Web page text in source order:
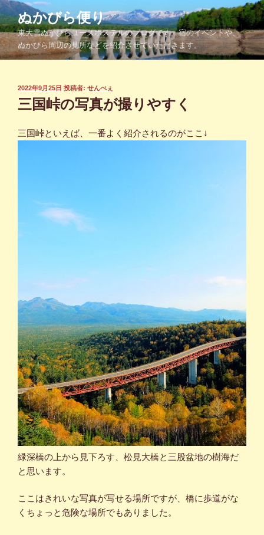
コ
ン
テ
ン
ツ
ぬかびら便り
東大雪ぬかびらユースホステルのブログです。宿のイベントや、
ぬかびら周辺の見所などを紹介させていただきます。
投
稿
日:
2022年9月25日 投稿者: せんべぇ
三国峠の写真が撮りやすく
三国峠といえば、一番よく紹介されるのがここ↓
緑深橋の上から見下ろす、松見大橋と三股盆地の樹海だ
と思います。
ここはきれいな写真が写せる場所ですが、橋に歩道がな
くちょっと危険な場所でもありました。